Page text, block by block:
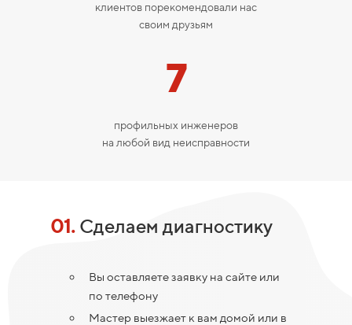
клиентов порекомендовали нас
своим друзьям
7
профильных инженеров
на любой вид неисправности
01. Сделаем диагностику
Вы оставляете заявку на сайте или
по телефону
Мастер выезжает к вам домой или в